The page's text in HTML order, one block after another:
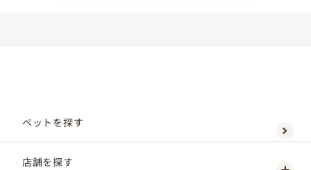
ペットを探す
店舗を探す